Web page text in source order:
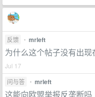
反馈 • mrleft
为什么这个帖子没有出现
Jul 17
问与答
• mrleft
这能向欧盟举报反垄断吗